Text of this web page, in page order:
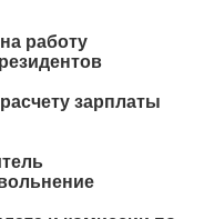
работу
зарплаты